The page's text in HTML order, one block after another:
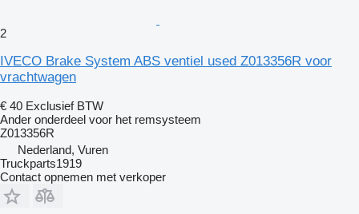
2
IVECO Brake System ABS ventiel used Z013356R voor
vrachtwagen
€ 40 Exclusief BTW
Ander onderdeel voor het remsysteem
Z013356R
Nederland, Vuren
Truckparts1919
Contact opnemen met verkoper